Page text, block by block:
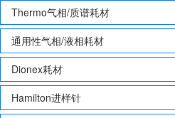
Thermo气相/质谱耗材
通用性气相/液相耗材
Dionex耗材
Hamilton进样针